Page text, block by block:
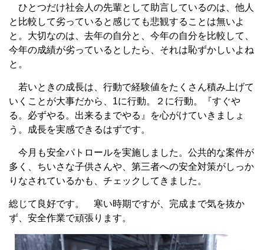
ひとつだけ社会人の先輩として助言しているのは、他人
と比較して劣っていると感じても悲観することは無いよ
と。大切なのは、去年の自分と、今年の自分を比較して、
今年の成績が劣っているとしたら、それは恥ずかしいよね
と。
若いときの成長は、行動で経験値をたくさん積み上げて
いくことが大事だから、1に行動。２に行動。『すぐや
る。必ずやる。出来るまでやる』を心がけていきましょ
う。成長を実感できるはずです。
今月も安全パトロールを実施しました。公共的な案件が
多く、ちいさな子供さんや、第三者への安全対策がしっか
りなされているかも、チェックしてきました。
総じて良好です。 寒い時期ですが、完成まで気を抜か
ず、安全作業で頑張ります。